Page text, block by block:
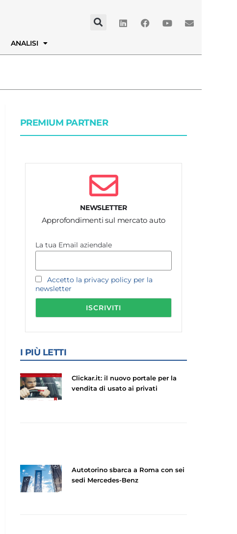
ANALISI
PREMIUM PARTNER
NEWSLETTER
Approfondimenti sul mercato auto
La tua Email aziendale
Accetto la privacy policy per la
newsletter
I PIÙ LETTI
Clickar.it: il nuovo portale per la
vendita di usato ai privati
Autotorino sbarca a Roma con sei
sedi Mercedes-Benz